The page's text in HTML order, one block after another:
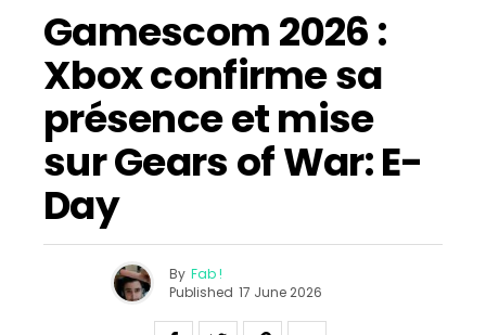
Gamescom 2026 :
Xbox confirme sa
présence et mise
sur Gears of War: E-
Day
By Fab !
Published 17 June 2026